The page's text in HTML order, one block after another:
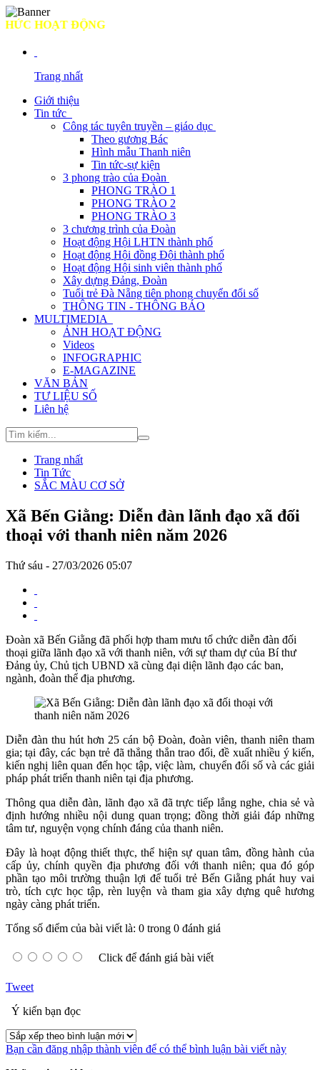
ĐỘNG
Trang nhất
Giới thiệu
Tin tức
Công tác tuyên truyền – giáo dục
Theo gương Bác
Hình mẫu Thanh niên
Tin tức-sự kiện
3 phong trào của Đoàn
PHONG TRÀO 1
PHONG TRÀO 2
PHONG TRÀO 3
3 chương trình của Đoàn
Hoạt động Hội LHTN thành phố
Hoạt động Hội đồng Đội thành phố
Hoạt động Hội sinh viên thành phố
Xây dựng Đảng, Đoàn
Tuổi trẻ Đà Nẵng tiên phong chuyển đổi số
THÔNG TIN - THÔNG BÁO
MULTIMEDIA
ẢNH HOẠT ĐỘNG
Videos
INFOGRAPHIC
E-MAGAZINE
VĂN BẢN
TƯ LIỆU SỐ
Liên hệ
Trang nhất
Tin Tức
SẮC MÀU CƠ SỞ
Xã Bến Giằng: Diễn đàn lãnh đạo xã đối
thoại với thanh niên năm 2026
Thứ sáu - 27/03/2026 05:07
Đoàn xã Bến Giằng đã phối hợp tham mưu tổ chức diễn đàn đối
thoại giữa lãnh đạo xã với thanh niên, với sự tham dự của Bí thư
Đảng ủy, Chủ tịch UBND xã cùng đại diện lãnh đạo các ban,
ngành, đoàn thể địa phương.
Diễn đàn thu hút hơn 25 cán bộ Đoàn, đoàn viên, thanh niên tham
gia; tại đây, các bạn trẻ đã thẳng thắn trao đổi, đề xuất nhiều ý kiến,
kiến nghị liên quan đến học tập, việc làm, chuyển đổi số và các giải
pháp phát triển thanh niên tại địa phương.
Thông qua diễn đàn, lãnh đạo xã đã trực tiếp lắng nghe, chia sẻ và
định hướng nhiều nội dung quan trọng; đồng thời giải đáp những
tâm tư, nguyện vọng chính đáng của thanh niên.
Đây là hoạt động thiết thực, thể hiện sự quan tâm, đồng hành của
cấp ủy, chính quyền địa phương đối với thanh niên; qua đó góp
phần tạo môi trường thuận lợi để tuổi trẻ Bến Giằng phát huy vai
trò, tích cực học tập, rèn luyện và tham gia xây dựng quê hương
ngày càng phát triển.
Tổng số điểm của bài viết là: 0 trong 0 đánh giá
Click để đánh giá bài viết
Tweet
Ý kiến bạn đọc
Bạn cần đăng nhập thành viên để có thể bình luận bài viết này